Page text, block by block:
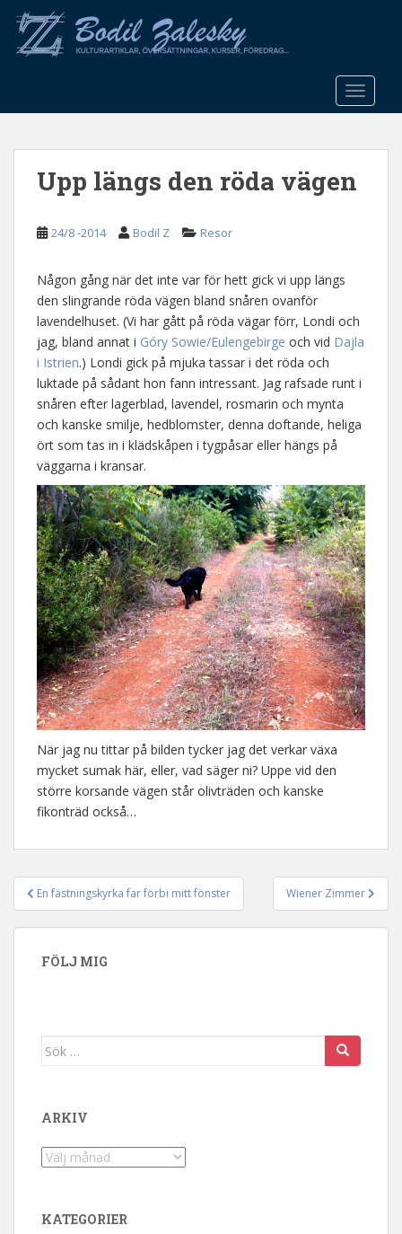
o
Upp längs den röda vägen
24/8 -2014 Bodil Z Resor
Någon gång när det inte var för hett gick vi upp längs
den slingrande röda vägen bland snåren ovanför
lavendelhuset. (Vi har gått på röda vägar förr, Londi och
jag, bland annat i Góry Sowie/Eulengebirge och vid Dajla
i Istrien.) Londi gick på mjuka tassar i det röda och
luktade på sådant hon fann intressant. Jag rafsade runt i
snåren efter lagerblad, lavendel, rosmarin och mynta
och kanske smilje, hedblomster, denna doftande, heliga
ört som tas in i klädskåpen i tygpåsar eller hängs på
väggarna i kransar.
När jag nu tittar på bilden tycker jag det verkar växa
mycket sumak här, eller, vad säger ni? Uppe vid den
större korsande vägen står olivträden och kanske
fikonträd också…
Inläggsnavigering
En fästningskyrka far förbi mitt fönster Wiener Zimmer
FÖLJ MIG
Sök efter:
ARKIV
Arkiv
KATEGORIER